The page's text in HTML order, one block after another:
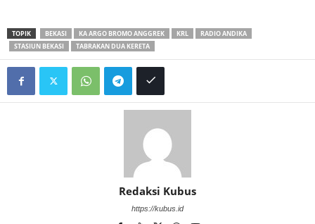
TOPIK BEKASI KA ARGO BROMO ANGGREK KRL
RADIO ANDIKA
STASIUN BEKASI
TABRAKAN DUA KERETA
Redaksi Kubus
https://kubus.id